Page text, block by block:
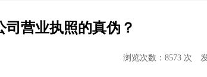
司营业执照的真伪？
浏览次数：8573 次